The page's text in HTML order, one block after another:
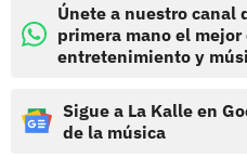
Únete a nuestro canal
primera mano el
entretenimiento y
Sigue a La Kalle en
de la música